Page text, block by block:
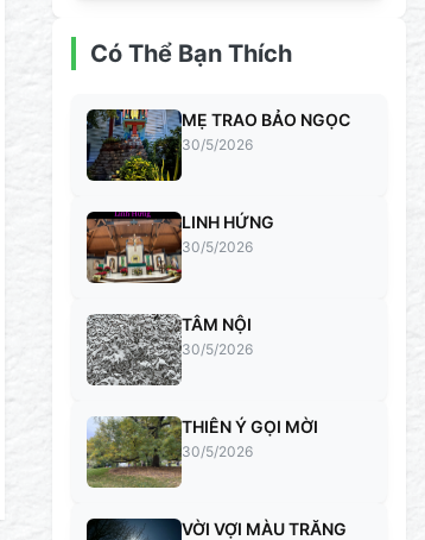
Có Thể Bạn Thích
MẸ TRAO BẢO NGỌC
30/5/2026
LINH HỨNG
30/5/2026
TÂM NỘI
30/5/2026
THIÊN Ý GỌI MỜI
30/5/2026
VỜI VỢI MÀU TRĂNG